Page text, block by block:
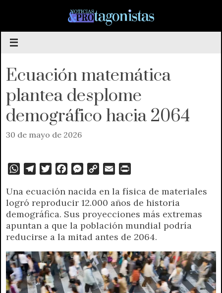
contenido
Ecuación matemática
plantea desplome
demográfico hacia 2064
30 de mayo de 2026
W
a
t
s
A
p
p
l
e
g
r
a
m
i
t
t
e
r
c
e
b
o
o
k
M
s
s
e
n
g
e
r
p
y
L
i
n
k
a
i
l
i
n
t
F
r
i
e
n
d
Una ecuación nacida en la física de materiales
logró reproducir 12.000 años de historia
demográfica. Sus proyecciones más extremas
apuntan a que la población mundial podría
reducirse a la mitad antes de 2064.